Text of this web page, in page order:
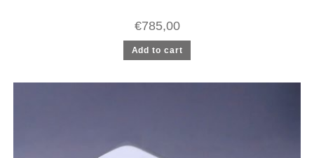
€785,00
Add to cart